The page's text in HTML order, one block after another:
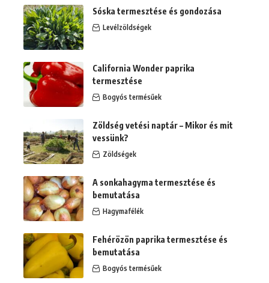
Sóska termesztése és gondozása
Levélzöldségek
California Wonder paprika
termesztése
Bogyós termésűek
Zöldség vetési naptár – Mikor és mit
vessünk?
Zöldségek
A sonkahagyma termesztése és
bemutatása
Hagymafélék
Fehérözön paprika termesztése és
bemutatása
Bogyós termésűek